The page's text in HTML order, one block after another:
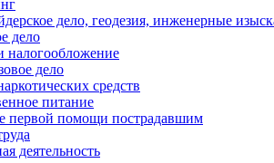
дело, геодезия, инженерные
дело
налогообложение
дело
средств
питание
первой помощи пострадавшим
деятельность